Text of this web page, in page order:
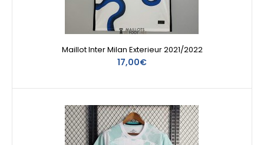
Maillot Inter Milan Exterieur 2021/2022
17,00€